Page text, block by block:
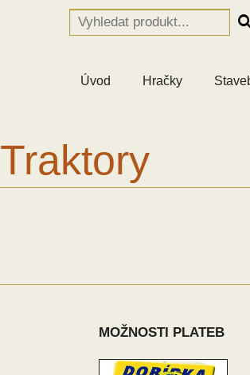
Úvod Hračky
Traktory
MOŽNOSTI PLATEB